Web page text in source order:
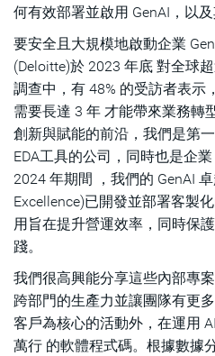
何有效部署並啟用 GenAI，以
要安全且大規模地啟動企業
(Deloitte)於 2023 年底 對全球
調查中，有 48% 的受訪者表示
需要長達 3 年 才能帶來業務轉
創新與賦能的前沿，我們是第
EDA工具的公司，同時也是企
2024 年期間 ，我們的 GenAI
Excellence)已開發並部署客製
用旨在提升營運效率，同時保
踐。
我們很高興能分享這些內部專
跨部門的生產力並讓團隊有更
客戶為核心的活動外，在運用
萬行 的軟體程式碼。根據數據